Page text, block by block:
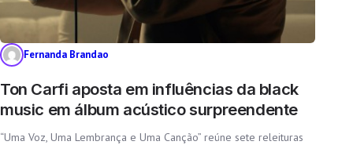
Fernanda Brandao
Ton Carfi aposta em influências da black
music em álbum acústico surpreendente
“Uma Voz, Uma Lembrança e Uma Canção” reúne sete releituras